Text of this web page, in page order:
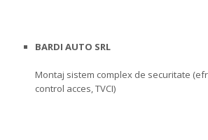
BARDI AUTO SRL
Montaj sistem complex de securitate
control acces, TVCI)